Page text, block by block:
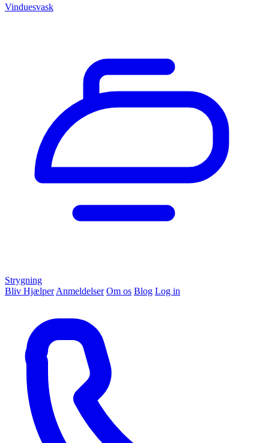
Vinduesvask
Strygning
Bliv Hjælper Anmeldelser Om os Blog Log in